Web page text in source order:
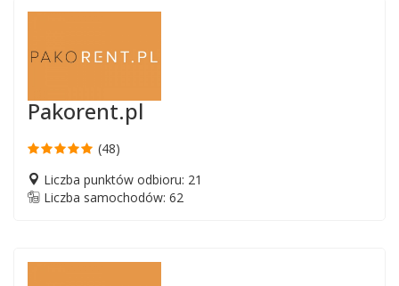
Pakorent.pl
(48)
Liczba punktów odbioru: 21
Liczba samochodów: 62